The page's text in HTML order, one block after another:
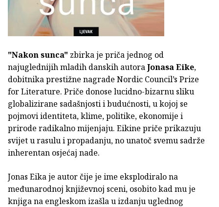
"Nakon sunca" zbirka je priča jednog od
najuglednijih mladih danskih autoraJonasa Eike,
dobitnika prestižne nagrade Nordic Council’s Prize
for Literature. Priče donose lucidno-bizarnu sliku
globalizirane sadašnjosti i budućnosti, u kojoj se
pojmovi identiteta, klime, politike, ekonomije i
prirode radikalno mijenjaju. Eikine priče prikazuju
svijet u rasulu i propadanju, no unatoč svemu sadrže
inherentan osjećaj nade.
Jonas Eika je autor čije je ime eksplodiralo na
međunarodnoj književnoj sceni, osobito kad mu je
knjiga na engleskom izašla u izdanju uglednog